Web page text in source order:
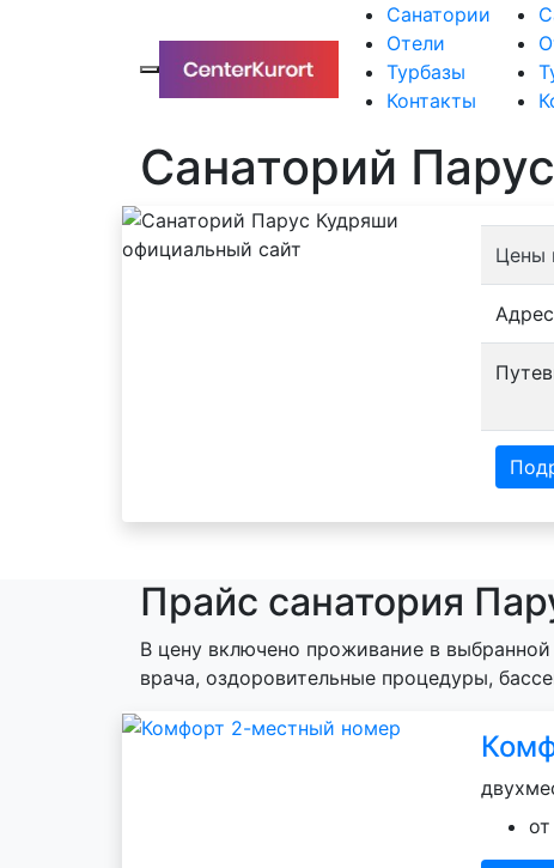
Санатории
Отели
Турбазы
Контакты
Санаторий
Цены
Прайс санатория
В цену включено проживание в
врача, оздоровительные процедуры,
от